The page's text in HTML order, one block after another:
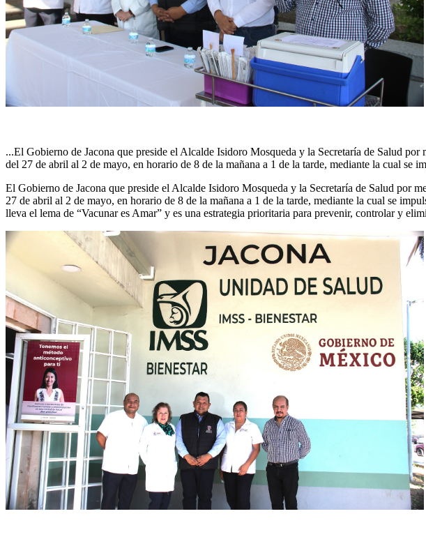
...El Gobierno de Jacona que preside el Alcalde Isidoro Mosqueda y la Secretaría de Salud
del 27 de abril al 2 de mayo, en horario de 8 de la mañana a 1 de la tarde, mediante la cual se
El Gobierno de Jacona que preside el Alcalde Isidoro Mosqueda y la Secretaría de Salud por
27 de abril al 2 de mayo, en horario de 8 de la mañana a 1 de la tarde, mediante la cual se
lleva el lema de “Vacunar es Amar” y es una estrategia prioritaria para prevenir, controlar y